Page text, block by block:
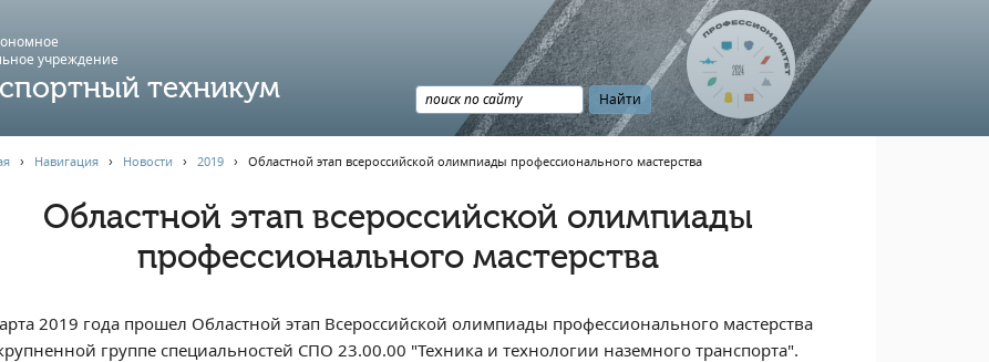
учреждение
техникум
› Навигация› Новости › 2019› Областной этап всероссийской олимпиады профессионального мастерства
Областной этап всероссийской олимпиады
профессионального мастерства
2019 года прошел Областной этап Всероссийской олимпиады профессионального мастерства
группе специальностей СПО 23.00.00 "Техника и технологии наземного транспорта".